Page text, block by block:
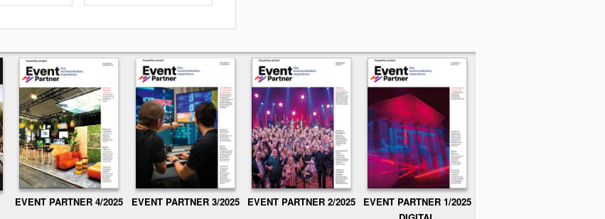
EVENT PARTNER 4/2025 EVENT PARTNER 3/2025 EVENT PARTNER 2/2025
EVENT PARTNER 1/2025